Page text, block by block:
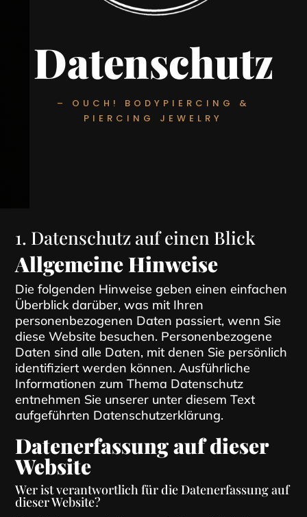
Datenschutz
– OUCH! BODYPIERCING &
PIERCING JEWELRY
1. Datenschutz auf einen Blick
Allgemeine Hinweise
Die folgenden Hinweise geben einen einfachen
Überblick darüber, was mit Ihren
personenbezogenen Daten passiert, wenn Sie
diese Website besuchen. Personenbezogene
Daten sind alle Daten, mit denen Sie persönlich
identifiziert werden können. Ausführliche
Informationen zum Thema Datenschutz
entnehmen Sie unserer unter diesem Text
aufgeführten Datenschutzerklärung.
Datenerfassung auf dieser
Website
Wer ist verantwortlich für die Datenerfassung auf
dieser Website?